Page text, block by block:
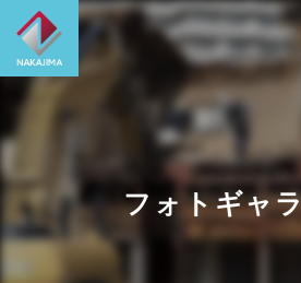
フォトギャ